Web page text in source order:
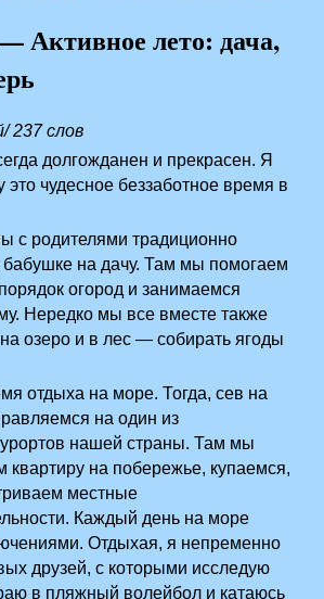
Активное лето: дача,
237 слов
долгожданен и прекрасен. Я
чудесное беззаботное время в
с родителями традиционно
бабушке на дачу. Там мы помогаем
огород и занимаемся
Нередко мы все вместе также
озеро и в лес — собирать ягоды
отдыха на море. Тогда, сев на
на один из
нашей страны. Там мы
на побережье, купаемся,
местные
Каждый день на море
Отдыхая, я непременно
друзей, с которыми исследую
в пляжный волейбол и катаюсь